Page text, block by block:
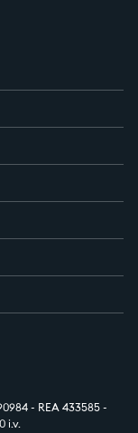
- REA 433585 -
i.v.